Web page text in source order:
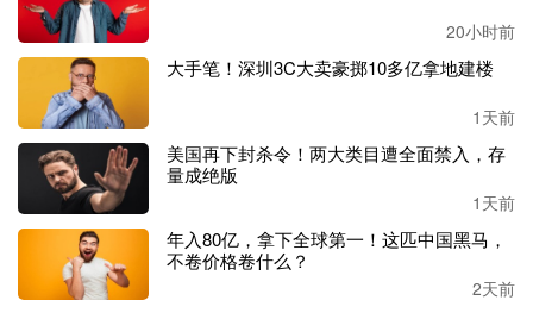
与此同时，该款产品还在
的支持，销售额达到169.96万美元。
2022年，Nebula在
Cosmos Laser 4K系列，以
投影清晰度、帧率等产品优势最终获得了2293名买家的支
持，销售金额达到328.98万美元，是初始目标的6579%。
此后再次发起投影仪产品的众筹，就是三年后，即本次的 So
undcore Nebula X1 Pro。
20小时前
大手笔！深圳3C大卖豪掷10多亿拿地建楼
1天前
美国再下封杀令！两大类目遭全面禁入，存
量成绝版
1天前
年入80亿，拿下全球第一！这匹中国黑马，
不卷价格卷什么？
2天前